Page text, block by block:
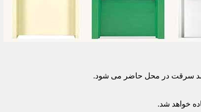
ضد سرقت در محل حاضر می شود.
خواهد شد.